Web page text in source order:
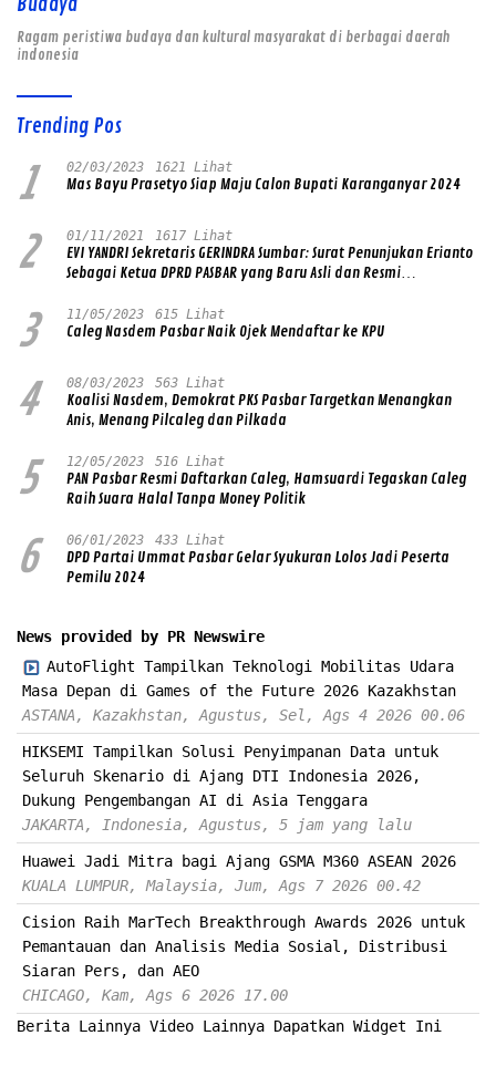
Ragam peristiwa budaya dan kultural masyarakat di berbagai daerah
indonesia
Trending Pos
1 02/03/2023 1621 Lihat
Mas Bayu Prasetyo Siap Maju Calon Bupati Karanganyar 2024
2 01/11/2021 1617 Lihat
EVI YANDRI Sekretaris GERINDRA Sumbar: Surat Penunjukan Erianto
Sebagai Ketua DPRD PASBAR yang Baru Asli dan Resmi
3 11/05/2023 615 Lihat
Caleg Nasdem Pasbar Naik Ojek Mendaftar ke KPU
4 08/03/2023 563 Lihat
Koalisi Nasdem, Demokrat PKS Pasbar Targetkan Menangkan
Anis, Menang Pilcaleg dan Pilkada
5 12/05/2023 516 Lihat
PAN Pasbar Resmi Daftarkan Caleg, Hamsuardi Tegaskan Caleg
Raih Suara Halal Tanpa Money Politik
6 06/01/2023 433 Lihat
DPD Partai Ummat Pasbar Gelar Syukuran Lolos Jadi Peserta
Pemilu 2024
News provided by PR Newswire
AutoFlight Tampilkan Teknologi Mobilitas Udara
Masa Depan di Games of the Future 2026 Kazakhstan
ASTANA, Kazakhstan, Agustus, Sel, Ags 4 2026 00.06
HIKSEMI Tampilkan Solusi Penyimpanan Data untuk
Seluruh Skenario di Ajang DTI Indonesia 2026,
Dukung Pengembangan AI di Asia Tenggara
JAKARTA, Indonesia, Agustus, 5 jam yang lalu
Huawei Jadi Mitra bagi Ajang GSMA M360 ASEAN 2026
KUALA LUMPUR, Malaysia, Jum, Ags 7 2026 00.42
Cision Raih MarTech Breakthrough Awards 2026 untuk
Pemantauan dan Analisis Media Sosial, Distribusi
Siaran Pers, dan AEO
CHICAGO, Kam, Ags 6 2026 17.00
Berita Lainnya Video Lainnya Dapatkan Widget Ini